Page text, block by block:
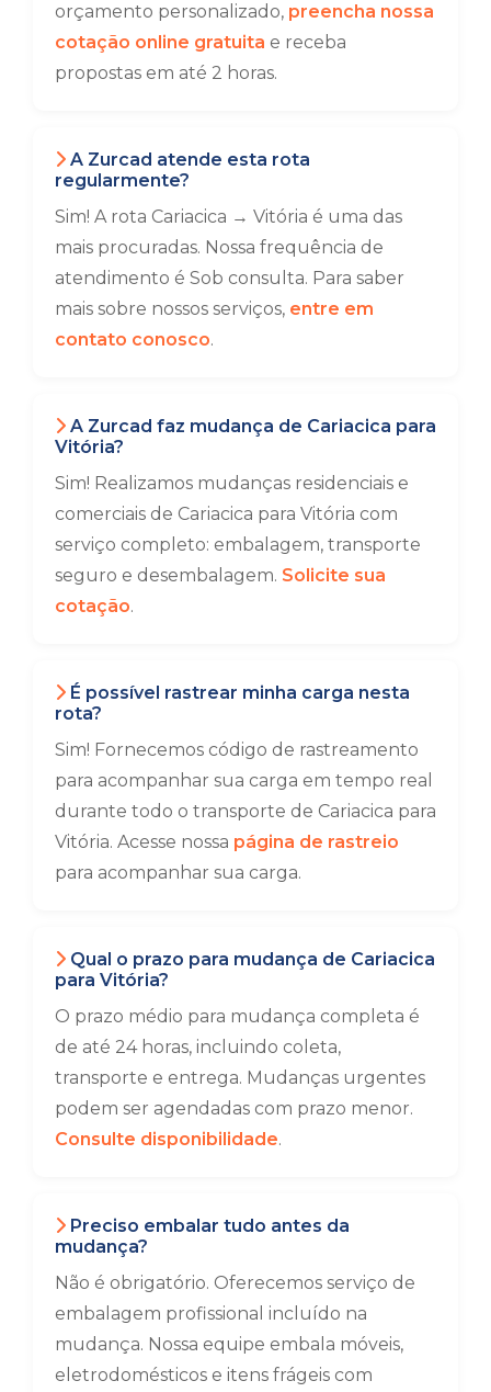
orçamento personalizado, preencha nossa
cotação online gratuita e receba
propostas em até 2 horas.
A Zurcad atende esta rota
regularmente?
Sim! A rota Cariacica → Vitória é uma das
mais procuradas. Nossa frequência de
atendimento é Sob consulta. Para saber
mais sobre nossos serviços, entre em
contato conosco.
A Zurcad faz mudança de Cariacica para
Vitória?
Sim! Realizamos mudanças residenciais e
comerciais de Cariacica para Vitória com
serviço completo: embalagem, transporte
seguro e desembalagem. Solicite sua
cotação.
É possível rastrear minha carga nesta
rota?
Sim! Fornecemos código de rastreamento
para acompanhar sua carga em tempo real
durante todo o transporte de Cariacica para
Vitória. Acesse nossa página de rastreio
para acompanhar sua carga.
Qual o prazo para mudança de Cariacica
para Vitória?
O prazo médio para mudança completa é
de até 24 horas, incluindo coleta,
transporte e entrega. Mudanças urgentes
podem ser agendadas com prazo menor.
Consulte disponibilidade.
Preciso embalar tudo antes da
mudança?
Não é obrigatório. Oferecemos serviço de
embalagem profissional incluído na
mudança. Nossa equipe embala móveis,
eletrodomésticos e itens frágeis com